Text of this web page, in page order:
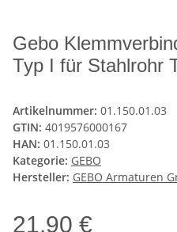
Gebo
Typ I für Stahlrohr
Artikelnummer: 01.150.01.03
GTIN: 4019576000167
HAN: 01.150.01.03
Kategorie: GEBO
Hersteller: GEBO Armaturen
21,90 €